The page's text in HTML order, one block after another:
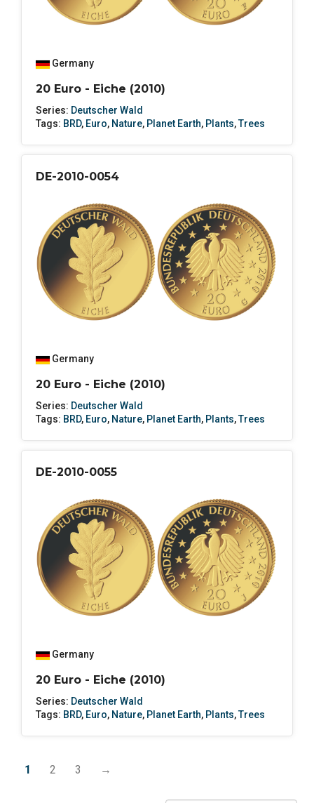
Germany
20 Euro - Eiche (2010)
Series: Deutscher Wald
Tags: BRD, Euro, Nature, Planet Earth, Plants,Trees
DE-2010-0054
Germany
20 Euro - Eiche (2010)
Series: Deutscher Wald
Tags: BRD, Euro, Nature, Planet Earth, Plants,Trees
DE-2010-0055
Germany
20 Euro - Eiche (2010)
Series: Deutscher Wald
Tags: BRD, Euro, Nature, Planet Earth, Plants,Trees
1 2 3 →